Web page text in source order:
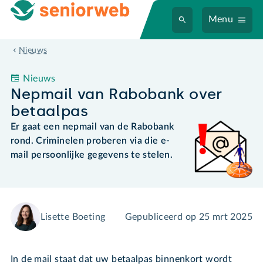
Menu
Nieuws
Nepmail van Rabobank over betaalpas
Nieuws
Nepmail van Rabobank over
betaalpas
Er gaat een nepmail van de Rabobank
rond. Criminelen proberen via die e-
mail persoonlijke gegevens te stelen.
Lisette Boeting Gepubliceerd op 25 mrt 2025
In de mail staat dat uw betaalpas binnenkort wordt